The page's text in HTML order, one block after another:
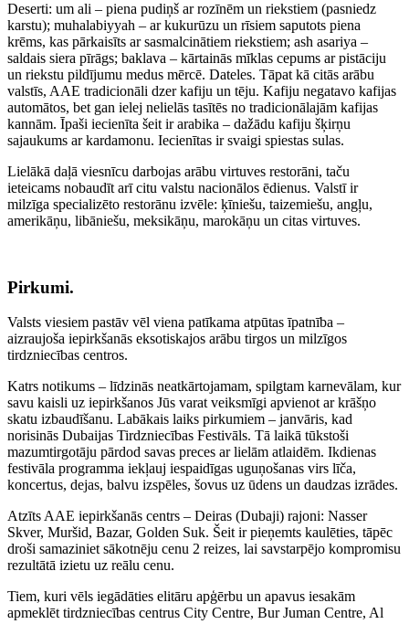
Deserti: um ali – piena pudiņš ar rozīnēm un riekstiem (pasniedz
karstu); muhalabiyyah – ar kukurūzu un rīsiem saputots piena
krēms, kas pārkaisīts ar sasmalcinātiem riekstiem; ash asariya –
saldais siera pīrāgs; baklava – kārtainās mīklas cepums ar pistāciju
un riekstu pildījumu medus mērcē. Dateles. Tāpat kā citās arābu
valstīs, AAE tradicionāli dzer kafiju un tēju. Kafiju negatavo kafijas
automātos, bet gan ielej nelielās tasītēs no tradicionālajām kafijas
kannām. Īpaši iecienīta šeit ir arabika – dažādu kafiju šķirņu
sajaukums ar kardamonu. Iecienītas ir svaigi spiestas sulas.
Lielākā daļā viesnīcu darbojas arābu virtuves restorāni, taču
ieteicams nobaudīt arī citu valstu nacionālos ēdienus. Valstī ir
milzīga specializēto restorānu izvēle: ķīniešu, taizemiešu, angļu,
amerikāņu, libāniešu, meksikāņu, marokāņu un citas virtuves.
Pirkumi.
Valsts viesiem pastāv vēl viena patīkama atpūtas īpatnība –
aizraujoša iepirkšanās eksotiskajos arābu tirgos un milzīgos
tirdzniecības centros.
Katrs notikums – līdzinās neatkārtojamam, spilgtam karnevālam, kur
savu kaisli uz iepirkšanos Jūs varat veiksmīgi apvienot ar krāšņo
skatu izbaudīšanu. Labākais laiks pirkumiem – janvāris, kad
norisinās Dubaijas Tirdzniecības Festivāls. Tā laikā tūkstoši
mazumtirgotāju pārdod savas preces ar lielām atlaidēm. Ikdienas
festivāla programma iekļauj iespaidīgas uguņošanas virs līča,
koncertus, dejas, balvu izspēles, šovus uz ūdens un daudzas izrādes.
Atzīts AAE iepirkšanās centrs – Deiras (Dubaji) rajoni: Nasser
Skver, Muršid, Bazar, Golden Suk. Šeit ir pieņemts kaulēties, tāpēc
droši samaziniet sākotnēju cenu 2 reizes, lai savstarpējo kompromisu
rezultātā izietu uz reālu cenu.
Tiem, kuri vēls iegādāties elitāru apģērbu un apavus iesakām
apmeklēt tirdzniecības centrus City Centre, Bur Juman Centre, Al